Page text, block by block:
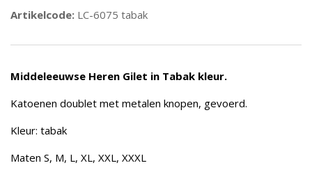
Artikelcode: LC-6075 tabak
Middeleeuwse Heren Gilet in Tabak kleur.
Katoenen doublet met metalen knopen, gevoerd.
Kleur: tabak
Maten S, M, L, XL, XXL, XXXL